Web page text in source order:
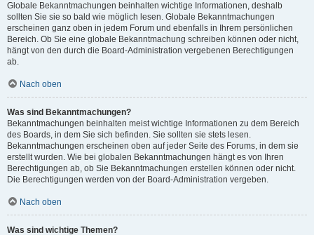
Globale Bekanntmachungen beinhalten wichtige Informationen, deshalb
sollten Sie sie so bald wie möglich lesen. Globale Bekanntmachungen
erscheinen ganz oben in jedem Forum und ebenfalls in Ihrem persönlichen
Bereich. Ob Sie eine globale Bekanntmachung schreiben können oder nicht,
hängt von den durch die Board-Administration vergebenen Berechtigungen
ab.
Nach oben
Was sind Bekanntmachungen?
Bekanntmachungen beinhalten meist wichtige Informationen zu dem Bereich
des Boards, in dem Sie sich befinden. Sie sollten sie stets lesen.
Bekanntmachungen erscheinen oben auf jeder Seite des Forums, in dem sie
erstellt wurden. Wie bei globalen Bekanntmachungen hängt es von Ihren
Berechtigungen ab, ob Sie Bekanntmachungen erstellen können oder nicht.
Die Berechtigungen werden von der Board-Administration vergeben.
Nach oben
Was sind wichtige Themen?